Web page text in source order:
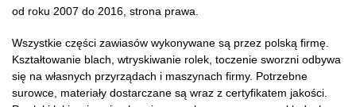
od roku 2007 do 2016, strona prawa.
Wszystkie części zawiasów wykonywane są przez polską firmę.
Kształtowanie blach, wtryskiwanie rolek, toczenie sworzni odbywa
się na własnych przyrządach i maszynach firmy. Potrzebne
surowce, materiały dostarczane są wraz z certyfikatem jakości.